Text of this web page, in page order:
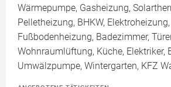
Wärmepumpe, Gasheizung,
Pelletheizung, BHKW,
Fußbodenheizung, Badezimmer,
Wohnraumlüftung, Küche, Elektriker,
Umwälzpumpe, Wintergarten, KFZ